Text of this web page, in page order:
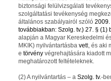
biztonsági felülvizsgálati
szolgáltatási tevékenység
általános szabályairól szóló 2009.
továbbiakban: Szolg. tv.) 27. § (1)
alapján a Magyar Kereskedelmi
MKIK) nyilvántartásba vett, és aki
e törvény végrehajtására kiadott
meghatározott feltételeknek.
(2) A nyilvántartás – a Szolg. tv.-